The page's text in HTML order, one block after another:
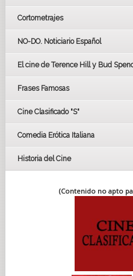
LOS OSCARS
GOYAS
BAFTA
Cortometrajes
NO-DO. Noticiario Español
El cine de Terence Hill y Bud
Frases Famosas
Cine Clasificado "S"
Comedia Erótica Italiana
Historia del Cine
(Contenido no apto